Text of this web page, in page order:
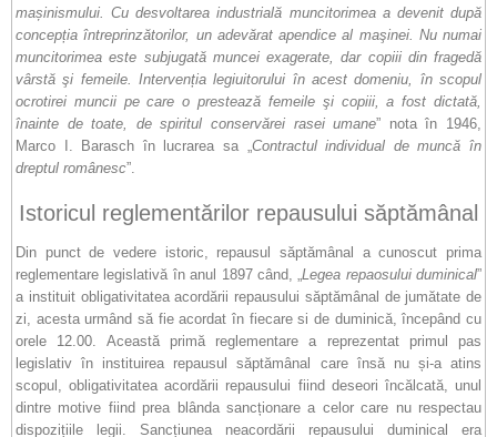
mașinismului. Cu desvoltarea industrială muncitorimea a devenit după
concepția întreprinzătorilor, un adevărat apendice al maşinei. Nu numai
muncitorimea este subjugată muncei exagerate, dar copiii din fragedă
vârstă şi femeile. Intervenția legiuitorului în acest domeniu, în scopul
ocrotirei muncii pe care o prestează femeile şi copiii, a fost dictată,
înainte de toate, de spiritul conservărei rasei umane” nota în 1946,
Marco I. Barasch în lucrarea sa „Contractul individual de muncă în
dreptul românesc”.
Istoricul reglementărilor repausului săptămânal
Din punct de vedere istoric, repausul săptămânal a cunoscut prima
reglementare legislativă în anul 1897 când, „Legea repaosului duminical”
a instituit obligativitatea acordării repausului săptămânal de jumătate de
zi, acesta urmând să fie acordat în fiecare si de duminică, începând cu
orele 12.00. Această primă reglementare a reprezentat primul pas
legislativ în instituirea repausul săptămânal care însă nu și-a atins
scopul, obligativitatea acordării repausului fiind deseori încălcată, unul
dintre motive fiind prea blânda sancționare a celor care nu respectau
dispozițiile legii. Sancțiunea neacordării repausului duminical era